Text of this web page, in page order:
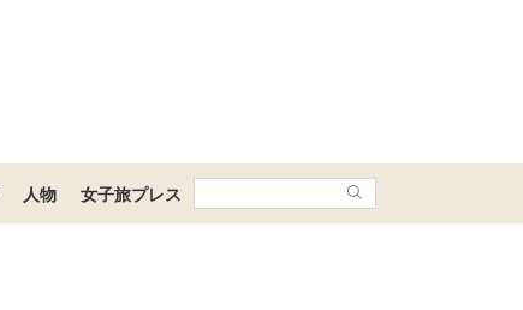
人物 女子旅プレス